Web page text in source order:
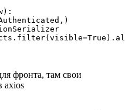
фронта, там свои
axios